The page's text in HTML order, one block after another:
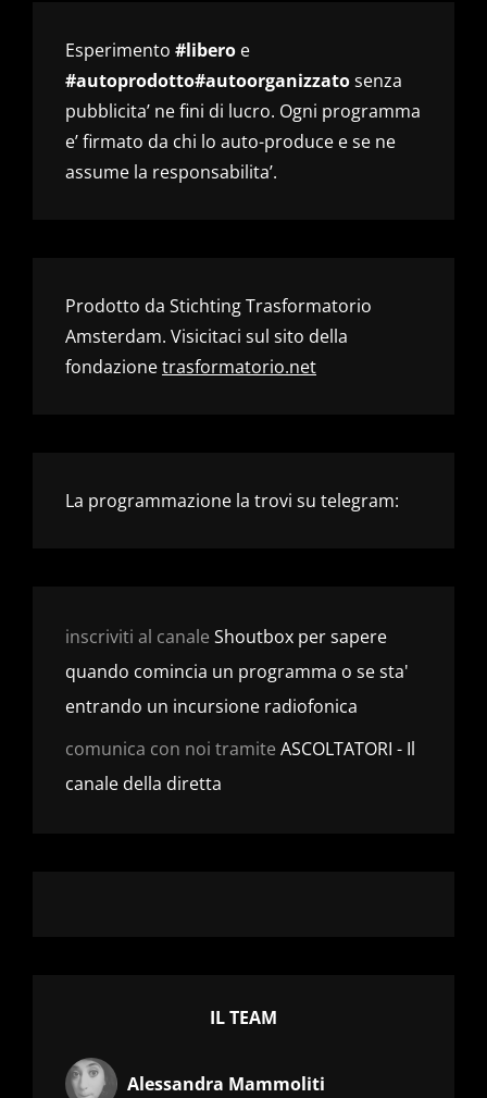
Esperimento #libero e
#autoprodotto#autoorganizzatosenza
pubblicita’ ne fini di lucro. Ogni programma
e’ firmato da chi lo auto-produce e se ne
assume la responsabilita’.
Prodotto da Stichting Trasformatorio
Amsterdam. Visicitaci sul sito della
fondazionetrasformatorio.net
La programmazione la trovi su telegram:
inscriviti al canale Shoutbox per sapere
quando comincia un programma o se sta'
entrando un incursione radiofonica
comunica con noi tramite ASCOLTATORI - Il
canale della diretta
IL TEAM
Alessandra Mammoliti